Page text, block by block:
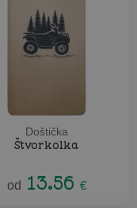
Doštička
Štvorkolka
od 13.56 €